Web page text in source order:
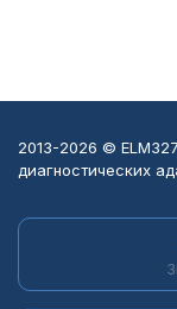
2013-2026 ©
диагностических